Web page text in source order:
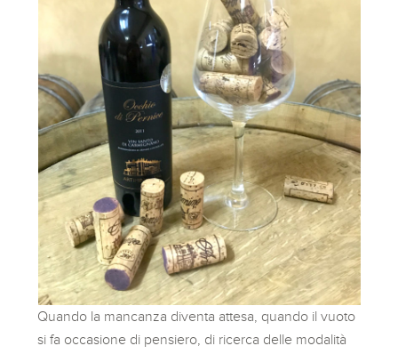
Quando la mancanza diventa attesa, quando il vuoto
si fa occasione di pensiero, di ricerca delle modalità